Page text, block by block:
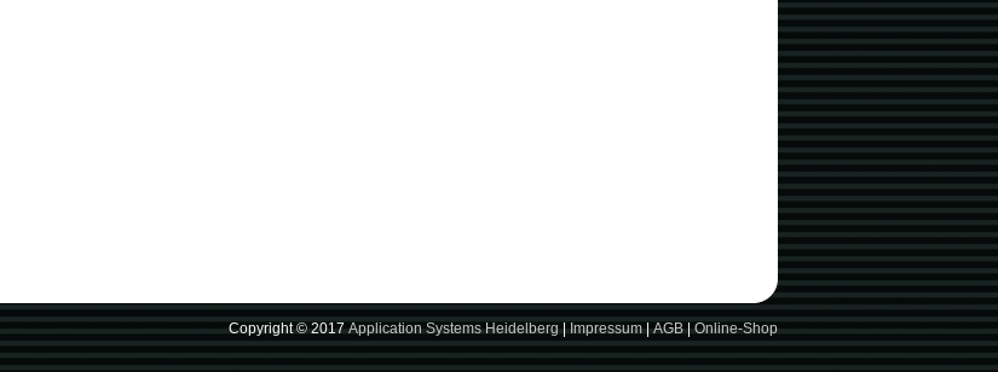
Copyright © 2017Application Systems Heidelberg|Impressum|AGB|Online-Shop